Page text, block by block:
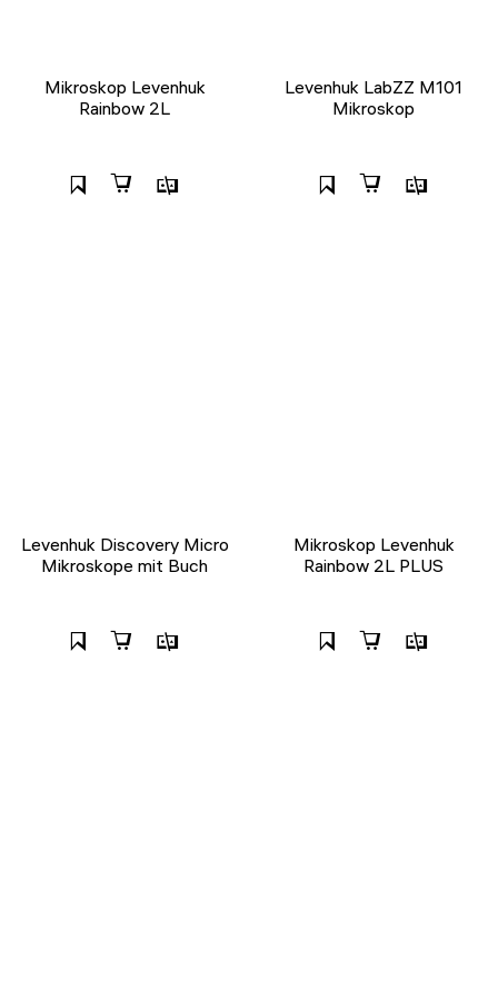
Mikroskop Levenhuk
Rainbow 2L
Levenhuk LabZZ M101
Mikroskop
Levenhuk Discovery Micro
Mikroskope mit Buch
Mikroskop Levenhuk
Rainbow 2L PLUS